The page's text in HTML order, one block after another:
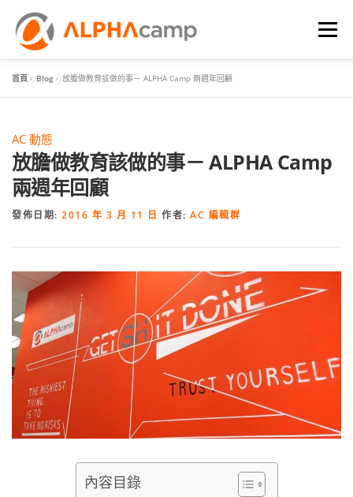
選單
FAQ
首頁 »Blog »放膽做教育該做的事－ ALPHA Camp 兩週年回顧
AC 動態
放膽做教育該做的事－ ALPHA Camp
兩週年回顧
發佈日期: 2016 年 3 月 11 日 作者: AC 編輯群
內容目錄